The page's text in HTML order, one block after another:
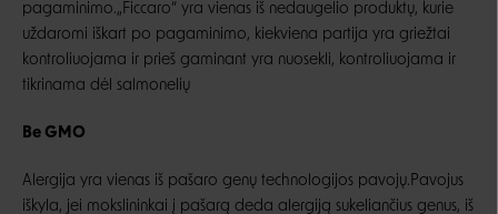
pagaminimo.„Ficcaro“ yra vienas iš nedaugelio produktų, kurie
uždaromi iškart po pagaminimo, kiekviena partija yra griežtai
kontroliuojama ir prieš gaminant yra nuosekli, kontroliuojama ir
tikrinama dėl salmonelių
Be GMO
Alergija yra vienas iš pašaro genų technologijos pavojų.Pavojus
iškyla, jei mokslininkai į pašarą deda alergiją sukeliančius genus, iš